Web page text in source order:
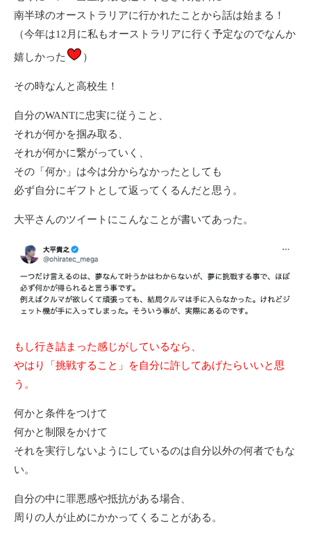
南半球のオーストラリアに行かれたことから話は始まる！
（今年は12月に私もオーストラリアに行く予定なのでなんか
嬉しかった ）
その時なんと高校生！
自分のWANTに忠実に従うこと、
それが何かを掴み取る、
それが何かに繋がっていく、
その「何か」は今は分からなかったとしても
必ず自分にギフトとして返ってくるんだと思う。
大平さんのツイートにこんなことが書いてあった。
もし行き詰まった感じがしているなら、
やはり「挑戦すること」を自分に許してあげたらいいと思
う。
何かと条件をつけて
何かと制限をかけて
それを実行しないようにしているのは自分以外の何者でもな
い。
自分の中に罪悪感や抵抗がある場合、
周りの人が止めにかかってくることがある。